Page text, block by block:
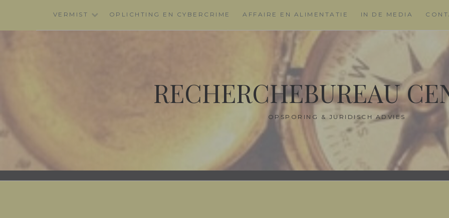
content
VERMIST OPLICHTING EN CYBERCRIME AFFAIRE EN ALIMENTATIE IN DE MEDIA
RECHERCHEBUREAU
OPSPORING & JURIDISCH ADVIES